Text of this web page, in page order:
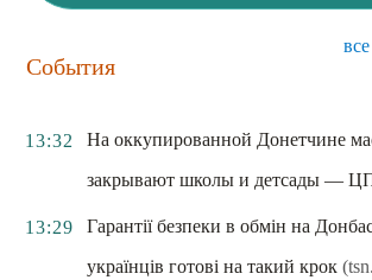
События
13:32
На оккупированной Донетчине
закрывают школы и детсады —
13:29
Гарантії безпеки в обмін на
українців готові на такий крок